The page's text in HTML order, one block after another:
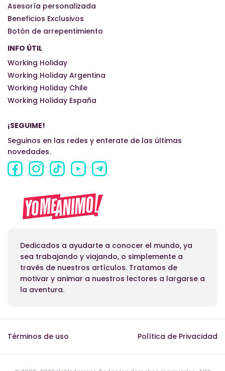
Asesoría personalizada
Beneficios Exclusivos
Botón de arrepentimiento
INFO ÚTIL
Working Holiday
Working Holiday Argentina
Working Holiday Chile
Working Holiday España
¡SEGUIME!
Seguinos en las redes y enterate de las últimas
novedades.
Dedicados a ayudarte a conocer el mundo, ya
sea trabajando y viajando, o simplemente a
través de nuestros artículos. Tratamos de
motivar y animar a nuestros lectores a largarse a
la aventura.
Términos de uso Política de Privacidad